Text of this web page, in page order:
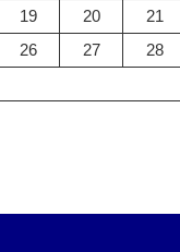
19 20 21
26 27 28